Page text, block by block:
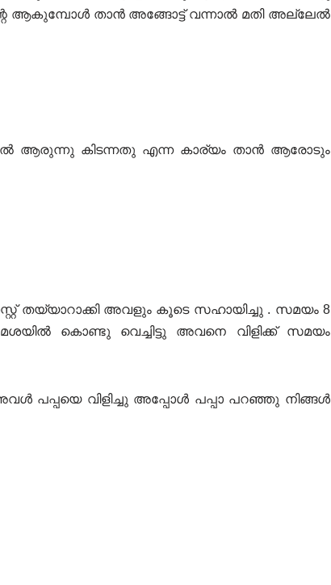
ആകുമ്പോൾ താൻ അങ്ങോട്ട് വന്നാൽ മതി അല്ലേൽ
ആരുന്നു കിടന്നതു എന്ന കാര്യം താൻ ആരോടും
തയ്യാറാക്കി അവളും കൂടെ സഹായിച്ചു . സമയം 8
കൊണ്ടു വെച്ചിട്ടു അവനെ വിളിക്ക് സമയം
പപ്പയെ വിളിച്ചു അപ്പോൾ പപ്പാ പറഞ്ഞു നിങ്ങൾ